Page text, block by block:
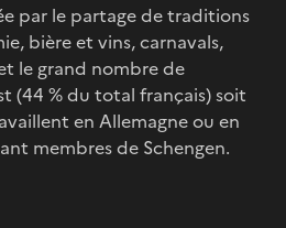
par le partage de traditions
bière et vins, carnavals,
le grand nombre de
(44 % du total français) soit
en Allemagne ou en
membres de Schengen.